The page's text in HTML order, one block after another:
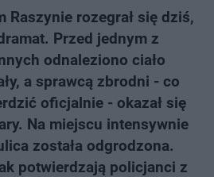
Raszynie rozegrał się dziś,
Przed jednym z
odnaleziono ciało
a sprawcą zbrodni - co
oficjalnie - okazał się
Na miejscu intensywnie
została odgrodzona.
potwierdzają policjanci z